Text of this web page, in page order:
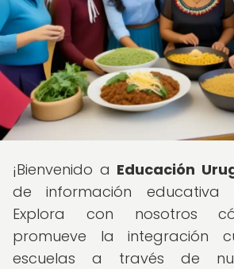
¡Bienvenido a Educación
de información educativa
Explora con nosotros
promueve la integración
escuelas a través de